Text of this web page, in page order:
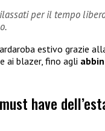
per il tempo
estivo grazie
ai blazer, fino agli
have